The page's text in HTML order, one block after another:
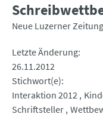
Neue Luzerner Zeitung
Letzte Änderung
26.11.2012
Stichwort(e)
Interaktion 2012
Schriftsteller